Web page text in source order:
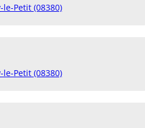
le-Petit (08380)
le-Petit (08380)